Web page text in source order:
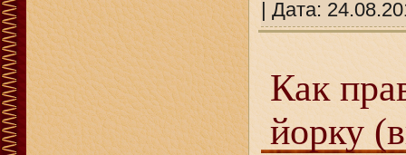
| Дата:
Как
йорку